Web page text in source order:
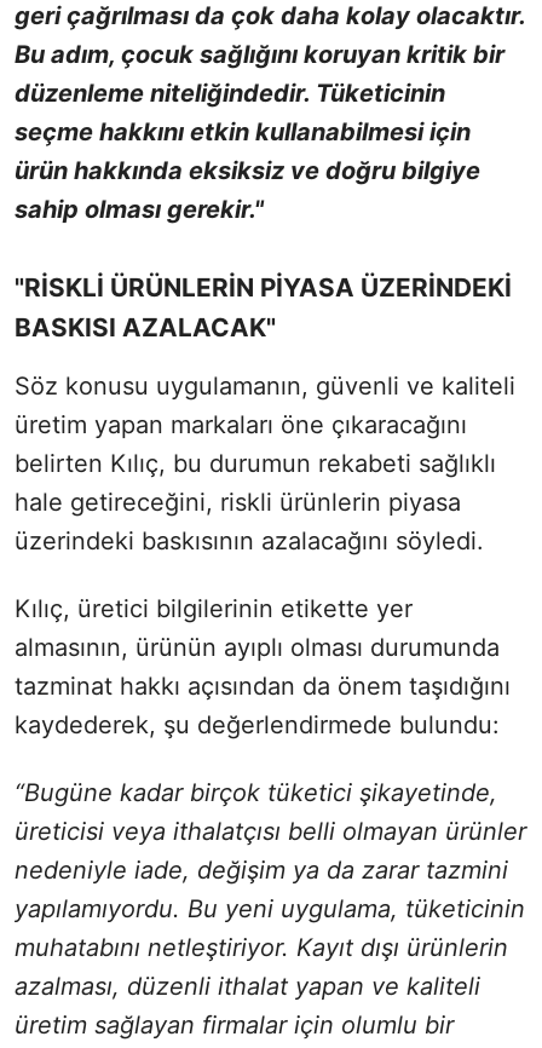
geri çağrılması da çok daha kolay olacaktır.
Bu adım, çocuk sağlığını koruyan kritik bir
düzenleme niteliğindedir. Tüketicinin
seçme hakkını etkin kullanabilmesi için
ürün hakkında eksiksiz ve doğru bilgiye
sahip olması gerekir."
"RİSKLİ ÜRÜNLERİN PİYASA ÜZERİNDEKİ
BASKISI AZALACAK"
Söz konusu uygulamanın, güvenli ve kaliteli
üretim yapan markaları öne çıkaracağını
belirten Kılıç, bu durumun rekabeti sağlıklı
hale getireceğini, riskli ürünlerin piyasa
üzerindeki baskısının azalacağını söyledi.
Kılıç, üretici bilgilerinin etikette yer
almasının, ürünün ayıplı olması durumunda
tazminat hakkı açısından da önem taşıdığını
kaydederek, şu değerlendirmede bulundu:
“Bugüne kadar birçok tüketici şikayetinde,
üreticisi veya ithalatçısı belli olmayan ürünler
nedeniyle iade, değişim ya da zarar tazmini
yapılamıyordu. Bu yeni uygulama, tüketicinin
muhatabını netleştiriyor. Kayıt dışı ürünlerin
azalması, düzenli ithalat yapan ve kaliteli
üretim sağlayan firmalar için olumlu bir